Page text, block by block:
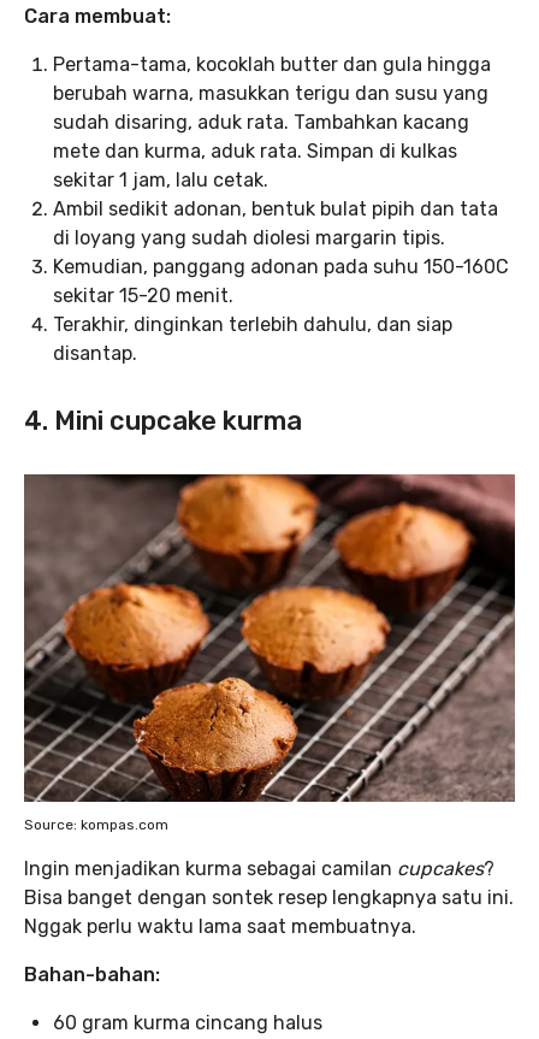
Cara membuat:
Pertama-tama, kocoklah butter dan gula hingga
berubah warna, masukkan terigu dan susu yang
sudah disaring, aduk rata. Tambahkan kacang
mete dan kurma, aduk rata. Simpan di kulkas
sekitar 1 jam, lalu cetak.
Ambil sedikit adonan, bentuk bulat pipih dan tata
di loyang yang sudah diolesi margarin tipis.
Kemudian, panggang adonan pada suhu 150-160C
sekitar 15-20 menit.
Terakhir, dinginkan terlebih dahulu, dan siap
disantap.
4. Mini cupcake kurma
Source: kompas.com
Ingin menjadikan kurma sebagai camilan cupcakes?
Bisa banget dengan sontek resep lengkapnya satu ini.
Nggak perlu waktu lama saat membuatnya.
Bahan-bahan:
60 gram kurma cincang halus